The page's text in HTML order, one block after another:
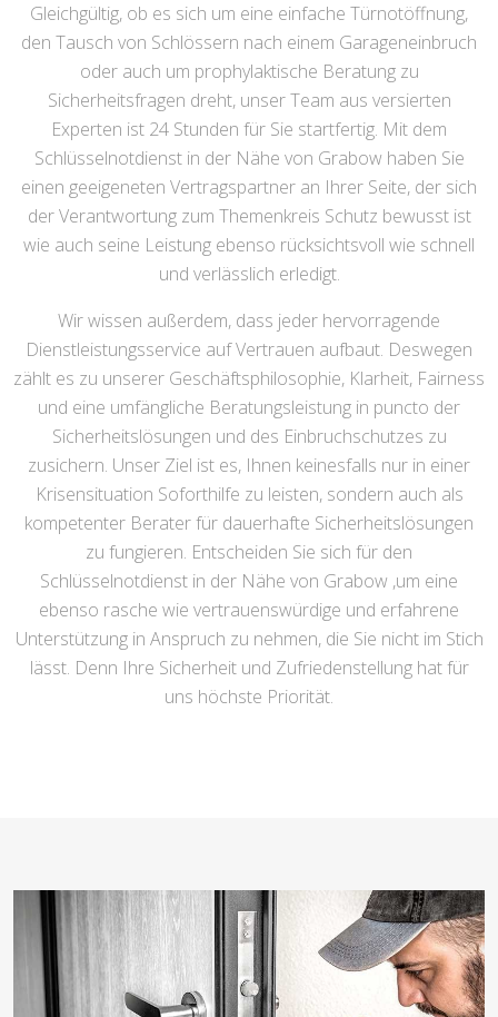
Gleichgültig, ob es sich um eine einfache Türnotöffnung,
den Tausch von Schlössern nach einem Garageneinbruch
oder auch um prophylaktische Beratung zu
Sicherheitsfragen dreht, unser Team aus versierten
Experten ist 24 Stunden für Sie startfertig. Mit dem
Schlüsselnotdienst in der Nähe von Grabow haben Sie
einen geeigeneten Vertragspartner an Ihrer Seite, der sich
der Verantwortung zum Themenkreis Schutz bewusst ist
wie auch seine Leistung ebenso rücksichtsvoll wie schnell
und verlässlich erledigt.
Wir wissen außerdem, dass jeder hervorragende
Dienstleistungsservice auf Vertrauen aufbaut. Deswegen
zählt es zu unserer Geschäftsphilosophie, Klarheit, Fairness
und eine umfängliche Beratungsleistung in puncto der
Sicherheitslösungen und des Einbruchschutzes zu
zusichern. Unser Ziel ist es, Ihnen keinesfalls nur in einer
Krisensituation Soforthilfe zu leisten, sondern auch als
kompetenter Berater für dauerhafte Sicherheitslösungen
zu fungieren. Entscheiden Sie sich für den
Schlüsselnotdienst in der Nähe von Grabow ,um eine
ebenso rasche wie vertrauenswürdige und erfahrene
Unterstützung in Anspruch zu nehmen, die Sie nicht im Stich
lässt. Denn Ihre Sicherheit und Zufriedenstellung hat für
uns höchste Priorität.